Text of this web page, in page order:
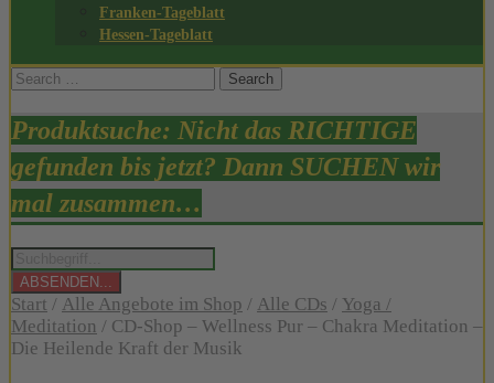
Franken-Tageblatt
Hessen-Tageblatt
Search
Produktsuche: Nicht das RICHTIGE
gefunden bis jetzt? Dann SUCHEN wir
mal zusammen…
Products
search
ABSENDEN...
Start / Alle Angebote im Shop / Alle CDs / Yoga /
Meditation / CD-Shop – Wellness Pur – Chakra Meditation –
Die Heilende Kraft der Musik